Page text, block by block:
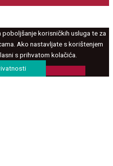
korisničkih usluga te za
Ako nastavljate s korištenjem
s prihvatom kolačića.